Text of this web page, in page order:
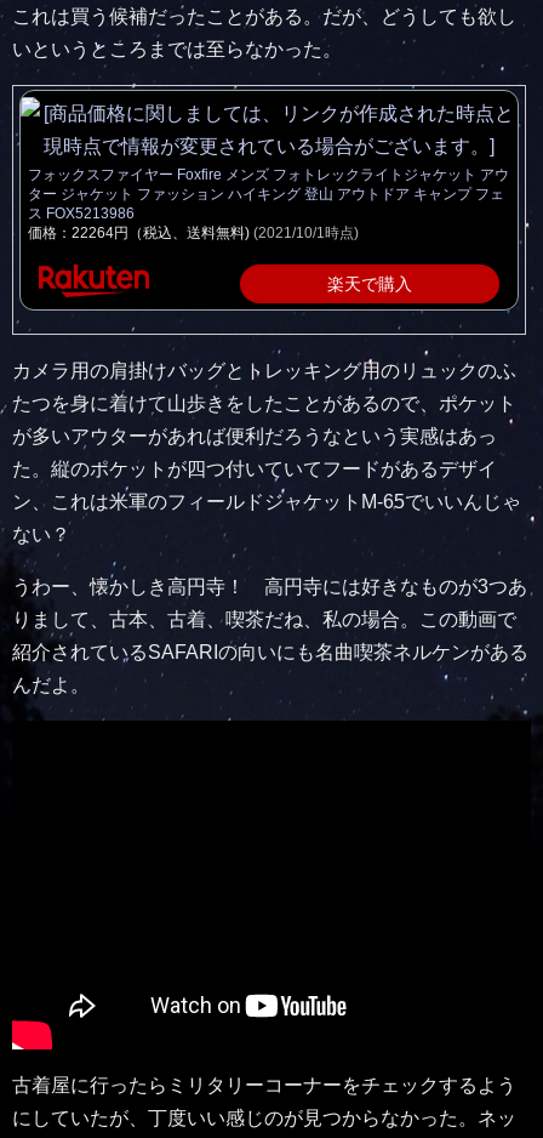
これは買う候補だったことがある。だが、どうしても欲し
いというところまでは至らなかった。
フォックスファイヤー Foxfire メンズ フォトレックライトジャケット アウ
ター ジャケット ファッション ハイキング 登山 アウトドア キャンプ フェ
ス FOX5213986
価格：22264円（税込、送料無料) (2021/10/1時点)
楽天で購入
カメラ用の肩掛けバッグとトレッキング用のリュックのふ
たつを身に着けて山歩きをしたことがあるので、ポケット
が多いアウターがあれば便利だろうなという実感はあっ
た。縦のポケットが四つ付いていてフードがあるデザイ
ン、これは米軍のフィールドジャケットM-65でいいんじゃ
ない？
うわー、懐かしき高円寺！ 高円寺には好きなものが3つあ
りまして、古本、古着、喫茶だね、私の場合。この動画で
紹介されているSAFARIの向いにも名曲喫茶ネルケンがある
んだよ。
古着屋に行ったらミリタリーコーナーをチェックするよう
にしていたが、丁度いい感じのが見つからなかった。ネッ